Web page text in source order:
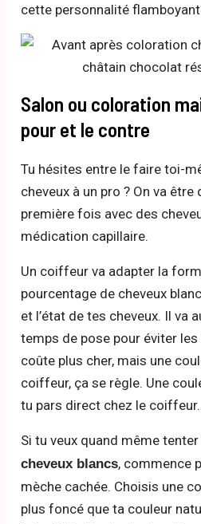
cette personnalité
Salon ou coloration
pour et le contre
Tu hésites entre le faire toi-
cheveux à un pro ? On va être
première fois avec des
médication capillaire.
Un coiffeur va adapter la
pourcentage de cheveux
et l’état de tes cheveux. Il va
temps de pose pour éviter
coûte plus cher, mais une
coiffeur, ça se règle. Une
tu pars direct chez le
Si tu veux quand même
cheveux blancs, commence
mèche cachée. Choisis une
plus foncé que ta couleur